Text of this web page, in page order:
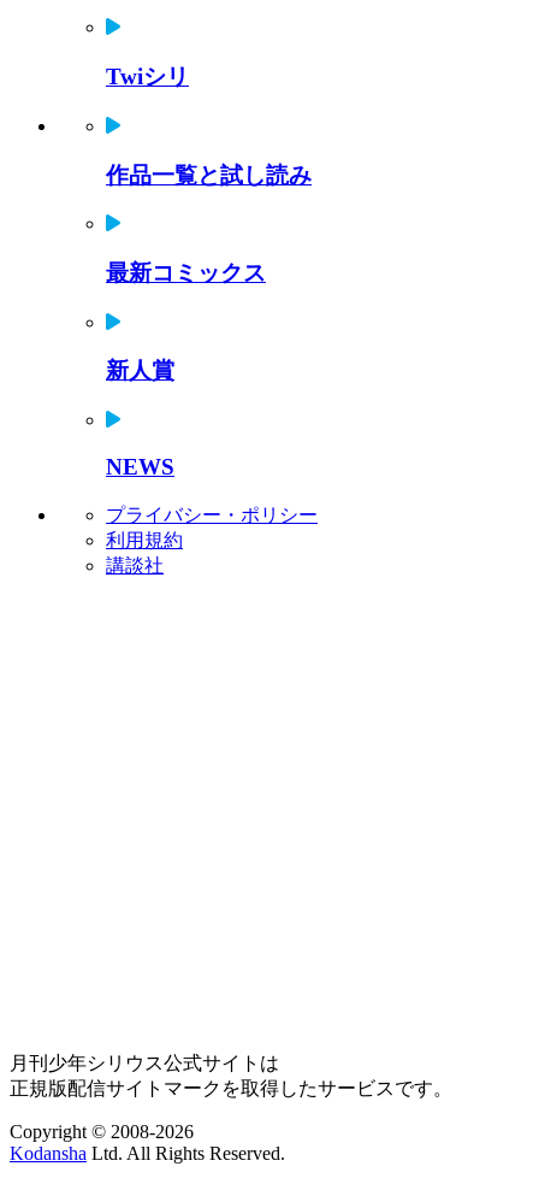
Twiシリ
作品一覧と試し読み
最新コミックス
新人賞
NEWS
プライバシー・ポリシー
利用規約
講談社
月刊少年シリウス公式サイトは
正規版配信サイトマークを取得したサービスです。
Copyright © 2008-2026
Kodansha Ltd. All Rights Reserved.